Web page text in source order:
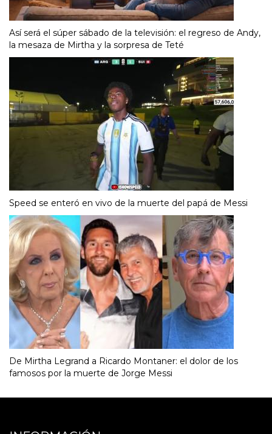
Así será el súper sábado de la televisión: el regreso de Andy,
la mesaza de Mirtha y la sorpresa de Teté
Speed se enteró en vivo de la muerte del papá de Messi
De Mirtha Legrand a Ricardo Montaner: el dolor de los
famosos por la muerte de Jorge Messi